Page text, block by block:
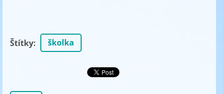
Štítky: školka